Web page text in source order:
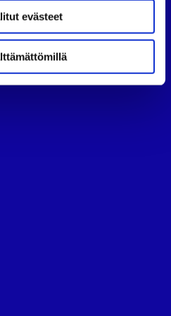
evästeet
kattojärjestönä, jonka
koko autoalan